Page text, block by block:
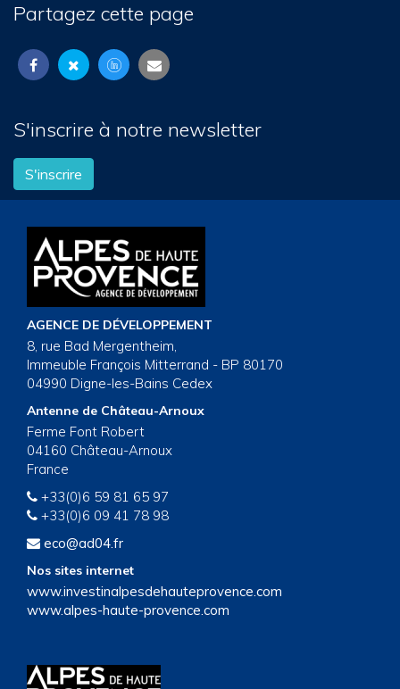
Partagez cette page
S'inscrire à notre newsletter
S'inscrire
AGENCE DE DÉVELOPPEMENT
8, rue Bad Mergentheim,
Immeuble François Mitterrand - BP 80170
04990 Digne-les-Bains Cedex
Antenne de Château-Arnoux
Ferme Font Robert
04160 Château-Arnoux
France
+33(0)6 59 81 65 97
+33(0)6 09 41 78 98
eco@ad04.fr
Nos sites internet
www.investinalpesdehauteprovence.com
www.alpes-haute-provence.com